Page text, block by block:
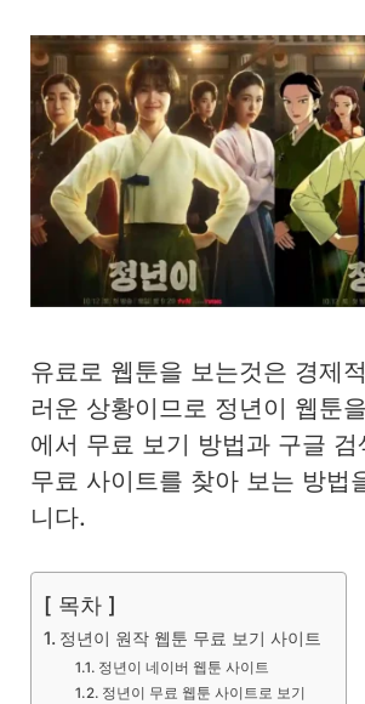
유료로 웹툰을 보는것은 경제
러운 상황이므로 정년이 웹툰
에서 무료 보기 방법과 구글 검
무료 사이트를 찾아 보는 방법
니다.
[ 목차 ]
정년이 원작 웹툰 무료 보기 사이트
정년이 네이버 웹툰 사이트
정년이 무료 웹툰 사이트로 보기